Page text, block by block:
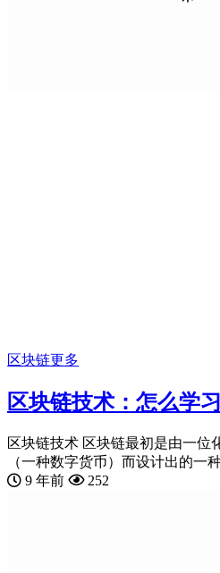
区块链更多
区块链技术：怎么学
区块链技术 区块链最初是由一位
（一种数字货币）而设计出的一
9 年前
252